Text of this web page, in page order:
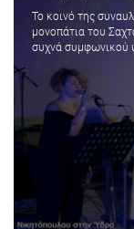
Το κοινό της
μονοπάτια του
συχνά συμφωνικού